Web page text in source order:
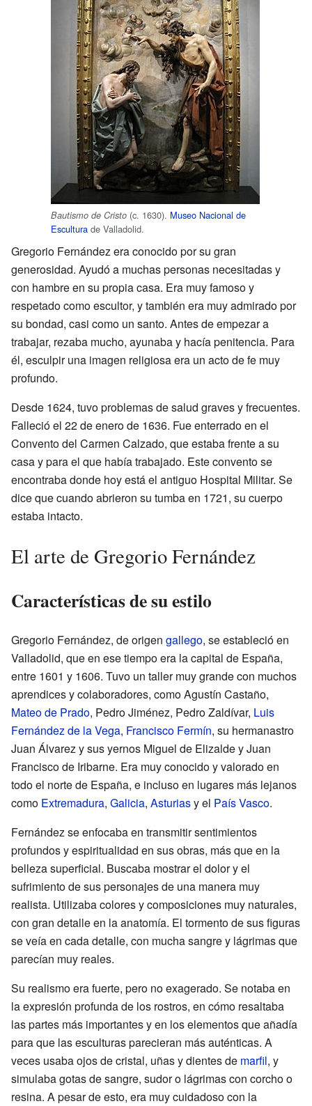
Bautismo de Cristo (c. 1630). Museo Nacional de
Escultura de Valladolid.
Gregorio Fernández era conocido por su gran
generosidad. Ayudó a muchas personas necesitadas y
con hambre en su propia casa. Era muy famoso y
respetado como escultor, y también era muy admirado por
su bondad, casi como un santo. Antes de empezar a
trabajar, rezaba mucho, ayunaba y hacía penitencia. Para
él, esculpir una imagen religiosa era un acto de fe muy
profundo.
Desde 1624, tuvo problemas de salud graves y frecuentes.
Falleció el 22 de enero de 1636. Fue enterrado en el
Convento del Carmen Calzado, que estaba frente a su
casa y para el que había trabajado. Este convento se
encontraba donde hoy está el antiguo Hospital Militar. Se
dice que cuando abrieron su tumba en 1721, su cuerpo
estaba intacto.
El arte de Gregorio Fernández
Características de su estilo
Gregorio Fernández, de origen gallego, se estableció en
Valladolid, que en ese tiempo era la capital de España,
entre 1601 y 1606. Tuvo un taller muy grande con muchos
aprendices y colaboradores, como Agustín Castaño,
Mateo de Prado, Pedro Jiménez, Pedro Zaldívar, Luis
Fernández de la Vega, Francisco Fermín, su hermanastro
Juan Álvarez y sus yernos Miguel de Elizalde y Juan
Francisco de Iribarne. Era muy conocido y valorado en
todo el norte de España, e incluso en lugares más lejanos
como Extremadura, Galicia, Asturiasy el País Vasco.
Fernández se enfocaba en transmitir sentimientos
profundos y espiritualidad en sus obras, más que en la
belleza superficial. Buscaba mostrar el dolor y el
sufrimiento de sus personajes de una manera muy
realista. Utilizaba colores y composiciones muy naturales,
con gran detalle en la anatomía. El tormento de sus figuras
se veía en cada detalle, con mucha sangre y lágrimas que
parecían muy reales.
Su realismo era fuerte, pero no exagerado. Se notaba en
la expresión profunda de los rostros, en cómo resaltaba
las partes más importantes y en los elementos que añadía
para que las esculturas parecieran más auténticas. A
veces usaba ojos de cristal, uñas y dientes de marfil, y
simulaba gotas de sangre, sudor o lágrimas con corcho o
resina. A pesar de esto, era muy cuidadoso con la